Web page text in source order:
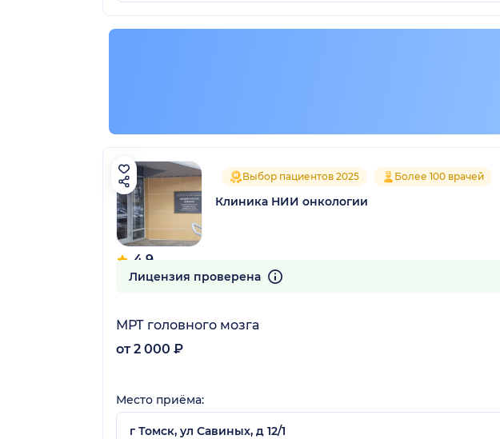
4.9
49 отзывов
Выбор пациентов 2025 Более 100 врачей
Клиника НИИ онкологии
Лицензия проверена
МРТ головного мозга
от 2 000 ₽
Место приёма:
г Томск, ул Савиных, д 12/1